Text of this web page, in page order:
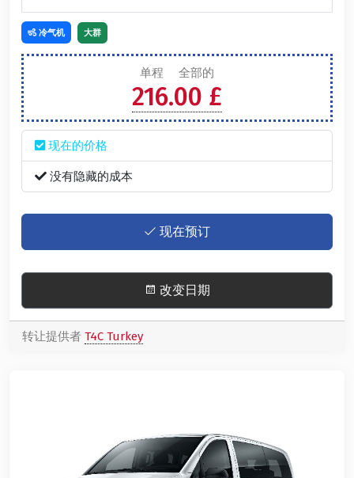
单程 全部的
216.00 £
现在的价格
没有隐藏的成本
现在预订
改变日期
冷气机 大群
转让提供者 T4C Turkey